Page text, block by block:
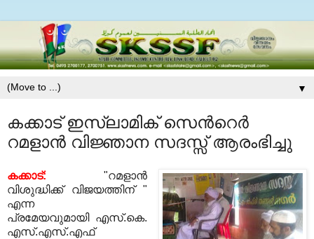
▼
കക്കാട് ഇസ്ലാമിക്‌ സെന്‍റെര്‍
റമളാന്‍ വിജ്ഞാന സദസ്സ് ആരംഭിച്ചു
കക്കാട്:"റമളാന്‍
വിശുദ്ധിക്ക് വിജയത്തിന് "
എന്ന
പ്രമേയവുമായി എസ്.കെ.
എസ്.എസ്.എഫ്